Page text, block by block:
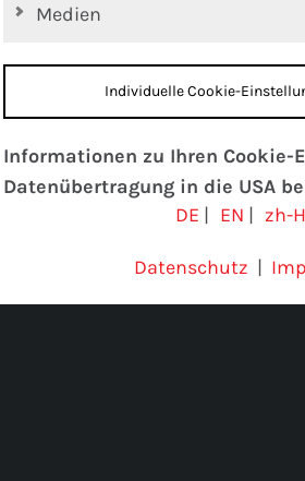
Medien
Individuelle Cookie-
Informationen zu Ihren Cookie-
Datenübertragung in die USA
Cookies sind absolut notwendig,
betreiben (“essential”). Alle
DE | EN | zh-
Datenschutz |